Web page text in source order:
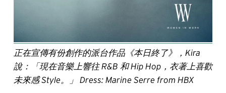
正在宣傳有份創作的派台作品《本日終了》，Kira
說：「現在音樂上響往 R&B 和 Hip Hop，衣著上喜歡
未來感 Style。」 Dress: Marine Serre from HBX